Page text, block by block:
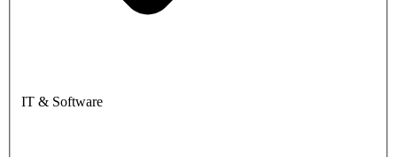
IT & Software